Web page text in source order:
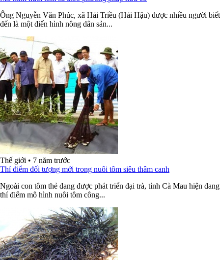
Ông Nguyễn Văn Phúc, xã Hải Triều (Hải Hậu) được nhiều người biết
đến là một điển hình nông dân sản...
Thế giới • 7 năm trước
Thí điểm đối tượng mới trong nuôi tôm siêu thâm canh
Ngoài con tôm thẻ đang được phát triển đại trà, tỉnh Cà Mau hiện đang
thí điểm mô hình nuôi tôm công...